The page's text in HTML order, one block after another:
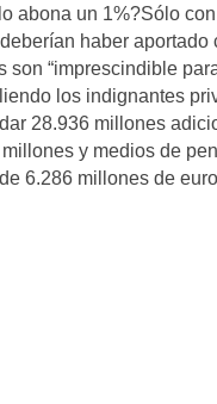
abona un 1%?Sólo
haber
“imprescindible
los indignantes
28.936 millones
y medios de
6.286 millones de